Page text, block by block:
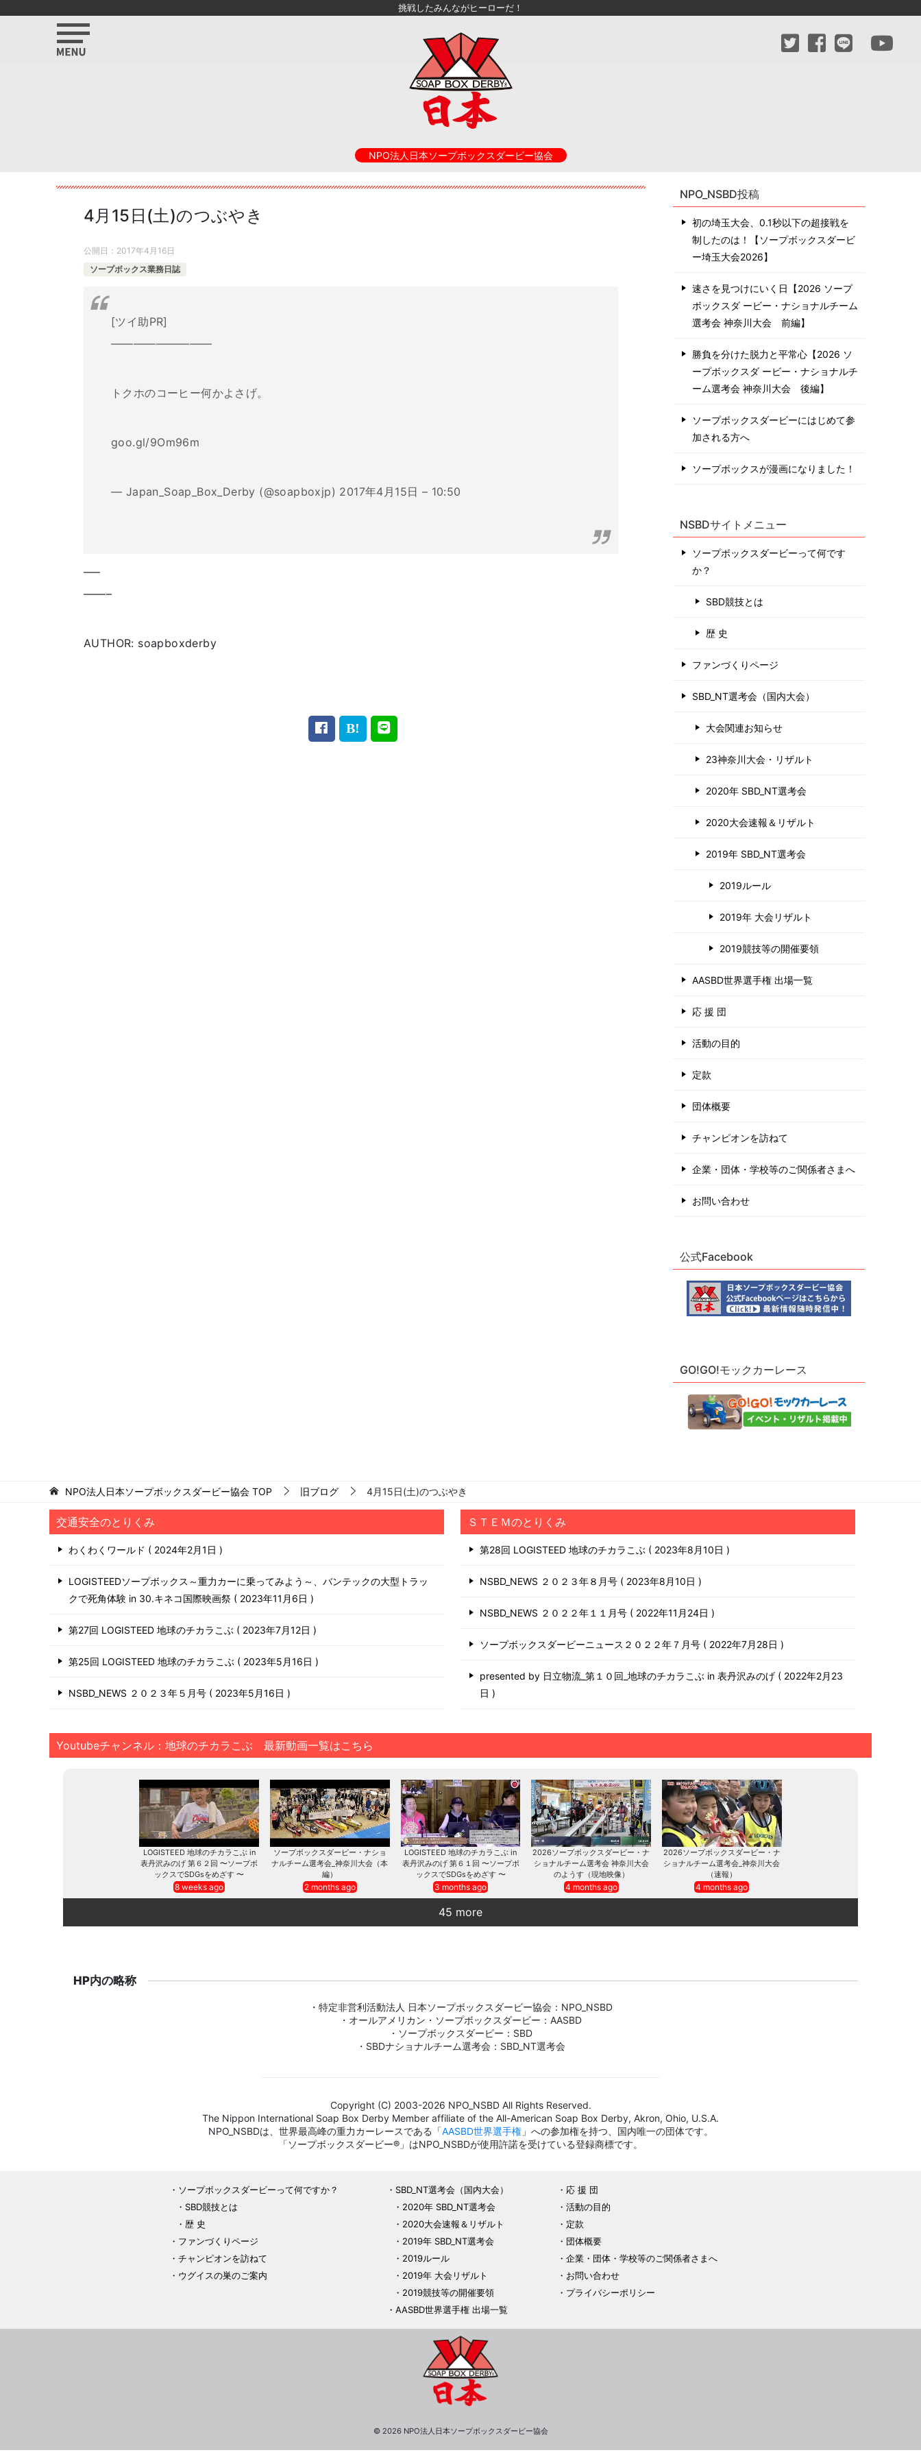
挑戦したみんながヒーローだ！
NPO法人日本ソープボックスダービー協会
4月15日(土)のつぶやき
公開日： 2017年4月16日
ソープボックス業務日誌
[ツイ助PR]
―――――――――
トクホのコーヒー何かよさげ。
goo.gl/9Om96m
— Japan_Soap_Box_Derby (@soapboxjp) 2017年4月15日 – 10:50
—–
——–
AUTHOR: soapboxderby
NPO_NSBD投稿
初の埼玉大会、0.1秒以下の超接戦を
制したのは！【ソープボックスダービ
ー埼玉大会2026】
速さを見つけにいく日【2026 ソープ
ボックスダ ービー・ナショナルチーム
選考会 神奈川⼤会 前編】
勝負を分けた脱力と平常心【2026 ソ
ープボックスダ ービー・ナショナルチ
ーム選考会 神奈川⼤会 後編】
ソープボックスダービーにはじめて参
加される方へ
ソープボックスが漫画になりました！
NSBDサイトメニュー
ソープボックスダービーって何です
か？
SBD競技とは
歴 史
ファンづくりページ
SBD_NT選考会（国内大会）
大会関連お知らせ
23神奈川大会・リザルト
2020年 SBD_NT選考会
2020大会速報＆リザルト
2019年 SBD_NT選考会
2019ルール
2019年 大会リザルト
2019競技等の開催要領
AASBD世界選手権 出場一覧
応 援 団
活動の目的
定款
団体概要
チャンピオンを訪ねて
企業・団体・学校等のご関係者さまへ
お問い合わせ
公式Facebook
GO!GO!モックカーレース
NPO法人日本ソープボックスダービー協会 TOP 旧ブログ 4月15日(土)のつぶやき
交通安全のとりくみ
わくわくワールド 2024年2月1日
LOGISTEEDソープボックス～重力カーに乗ってみよう～、バンテックの大型トラッ
クで死角体験 in 30.キネコ国際映画祭
2023年11月6日
第27回 LOGISTEED 地球のチカラこぶ 2023年7月12日
第25回 LOGISTEED 地球のチカラこぶ 2023年5月16日
NSBD_NEWS ２０２３年５月号 2023年5月16日
ＳＴＥＭのとりくみ
第28回 LOGISTEED 地球のチカラこぶ 2023年8月10日
NSBD_NEWS ２０２３年８月号 2023年8月10日
NSBD_NEWS ２０２２年１１月号 2022年11月24日
ソープボックスダービーニュース２０２２年７月号 2022年7月28日
presented by 日立物流_第１０回_地球のチカラこぶ in 表丹沢みのげ
2022年2月23
日
Youtubeチャンネル：地球のチカラこぶ 最新動画一覧はこちら
LOGISTEED 地球のチカラこぶ in
表丹沢みのげ 第６２回 〜ソープボ
ックスでSDGsをめざす 〜
8 weeks ago
ソープボックスダービー・ナショ
ナルチーム選考会_神奈川大会（本
編）
2 months ago
LOGISTEED 地球のチカラこぶ in
表丹沢みのげ 第６１回 〜ソープボ
ックスでSDGsをめざす 〜
3 months ago
2026ソープボックスダービー・ナ
ショナルチーム選考会 神奈川大会
のようす（現地映像）
4 months ago
2026ソープボックスダービー・ナ
ショナルチーム選考会_神奈川大会
（速報）
4 months ago
45 more
HP内の略称
・特定非営利活動法人 日本ソープボックスダービー協会：NPO_NSBD
・オールアメリカン・ソープボックスダービー：AASBD
・ソープボックスダービー：SBD
・SBDナショナルチーム選考会：SBD_NT選考会
Copyright (C) 2003-2026 NPO_NSBD All Rights Reserved.
The Nippon International Soap Box Derby Member affiliate of the All-American Soap Box Derby, Akron, Ohio, U.S.A.
NPO_NSBDは、世界最高峰の重力カーレースである「AASBD世界選手権」への参加権を持つ、国内唯一の団体です。
「ソープボックスダービー®」はNPO_NSBDが使用許諾を受けている登録商標です。
ソープボックスダービーって何ですか？
SBD競技とは
歴 史
ファンづくりページ
チャンピオンを訪ねて
ウグイスの巣のご案内
SBD_NT選考会（国内大会）
2020年 SBD_NT選考会
2020大会速報＆リザルト
2019年 SBD_NT選考会
2019ルール
2019年 大会リザルト
2019競技等の開催要領
AASBD世界選手権 出場一覧
応 援 団
活動の目的
定款
団体概要
企業・団体・学校等のご関係者さまへ
お問い合わせ
プライバシーポリシー
© 2026 NPO法人日本ソープボックスダービー協会